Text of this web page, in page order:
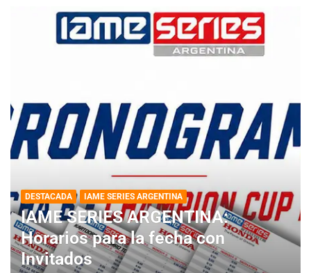
DESTACADA IAME SERIES ARGENTINA
IAME SERIES ARGENTINA:
Horarios para la fecha con
Invitados